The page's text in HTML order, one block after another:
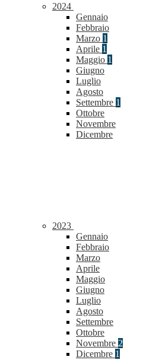
2024
Gennaio
Febbraio
Marzo 1
Aprile 1
Maggio 1
Giugno
Luglio
Agosto
Settembre 1
Ottobre
Novembre
Dicembre
2023
Gennaio
Febbraio
Marzo
Aprile
Maggio
Giugno
Luglio
Agosto
Settembre
Ottobre
Novembre 2
Dicembre 1